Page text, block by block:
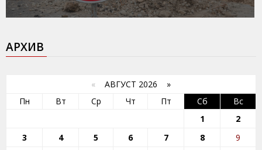
АРХИВ
« АВГУСТ 2026 »
Пн
Вт Ср Чт Пт Сб
Вс
1
2
3
4 5 6 7 8
9